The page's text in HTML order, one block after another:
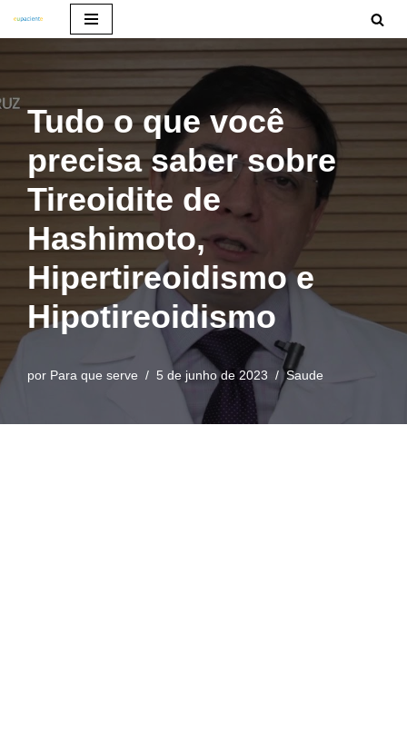
Pular
o
conteúdo
Tudo o que você
precisa saber sobre
Tireoidite de
Hashimoto,
Hipertireoidismo e
Hipotireoidismo
por Para que serve 5 de junho de 2023 Saude